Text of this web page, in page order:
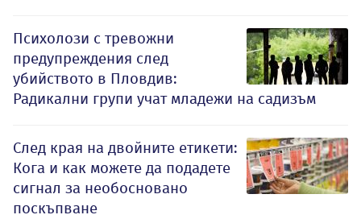
Психолози с тревожни
предупреждения след
убийството в Пловдив:
Радикални групи учат младежи на садизъм
След края на двойните етикети:
Кога и как можете да подадете
сигнал за необосновано
поскъпване